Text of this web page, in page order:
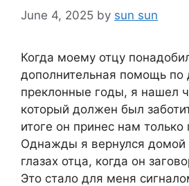
June 4, 2025 by sun sun
Когда моему отцу
дополнительная помощь по
преклонные годы, я нашел
который должен был
итоге он принес нам
Однажды я вернулся домой
глазах отца, когда он
Это стало для меня